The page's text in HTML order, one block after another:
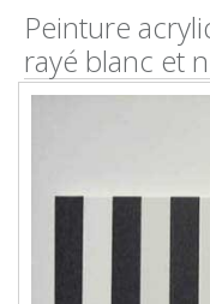
Peinture
rayé blanc et